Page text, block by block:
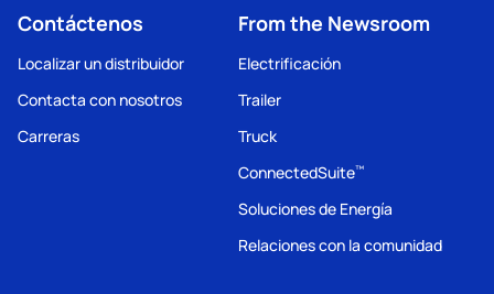
Contáctenos
Localizar un distribuidor
Contacta con nosotros
Carreras
From the Newsroom
Electrificación
Trailer
Truck
ConnectedSuite™
Soluciones de Energía
Relaciones con la comunidad